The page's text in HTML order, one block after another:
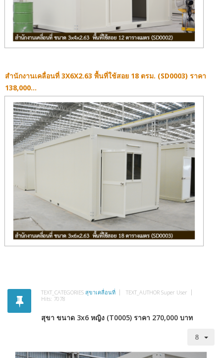
สำนักงานเคลื่อนที่ 3X6X2.63 พื้นที่ใช้สอย 18 ตรม. (SD0003) ราคา
138,000...
TEXT_CATEGORIES สุขาเคลื่อนที่ TEXT_AUTHOR Super User
Hits: 7078
สุขา ขนาด 3x6 หญิง (T0005) ราคา 270,000 บาท